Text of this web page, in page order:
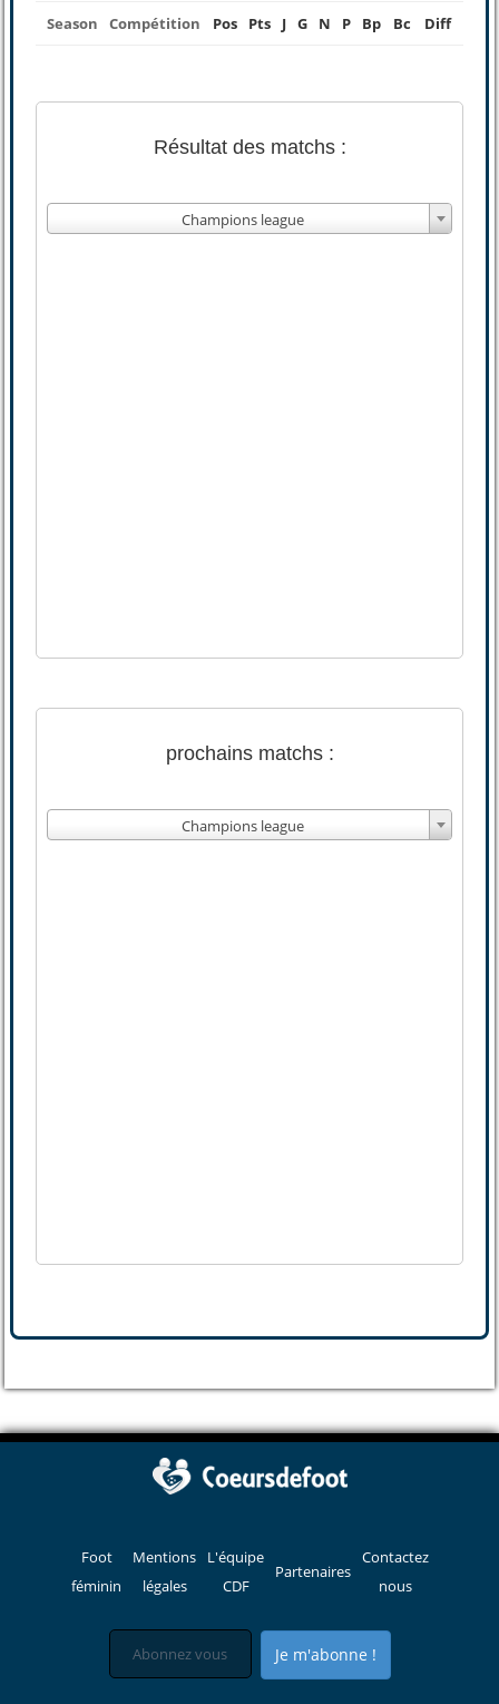
Season
Compétition Pos Pts J G N P Bp Bc Diff
Résultat des matchs :
Champions league
prochains matchs :
Champions league
Foot
féminin
Mentions
légales
L'équipe
CDF
Partenaires
Contactez
nous
Je m'abonne !